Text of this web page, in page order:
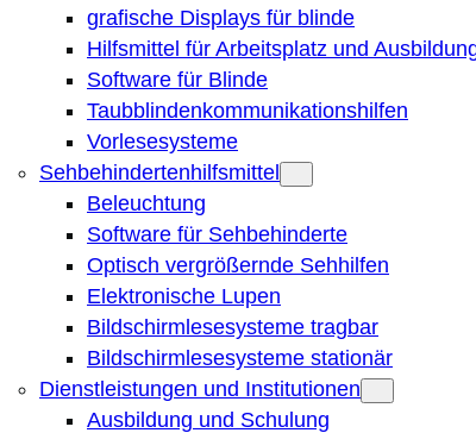
grafische Displays für blinde
Hilfsmittel für Arbeitsplatz und
Software für Blinde
Taubblindenkommunikationshilfen
Vorlesesysteme
Sehbehindertenhilfsmittel
Beleuchtung
Software für Sehbehinderte
Optisch vergrößernde Sehhilfen
Elektronische Lupen
Bildschirmlesesysteme tragbar
Bildschirmlesesysteme stationär
Dienstleistungen und Institutionen
Ausbildung und Schulung